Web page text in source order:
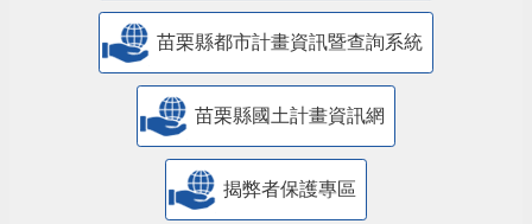
苗栗縣都市計畫資訊暨查詢系統
苗栗縣國土計畫資訊網
揭弊者保護專區